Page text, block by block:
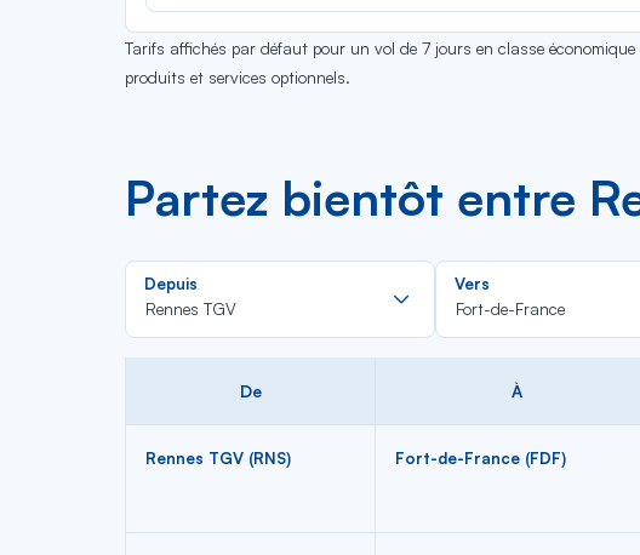
Tarifs affichés par défaut pour un vol de 7 jours en classe
produits et services optionnels.
Partez bientôt entre
Depuis
Rennes TGV
Rechercher
dans
la
Vers
Fort-de-France
De À
Rennes TGV (RNS) Fort-de-France (FDF)